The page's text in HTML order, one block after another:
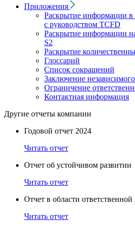
Приложения
Раскрытие информации в
с руководством TCFD
Раскрытие информации
S2
Раскрытие
Глоссарий
Список сокращений
Заключение
Ограничение
Контактная информация
Другие отчеты компании
Годовой отчет 2024
Читать отчет
Отчет об устойчивом развитии
Читать отчет
Отчет в области
Читать отчет